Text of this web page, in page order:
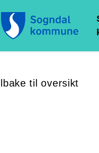
til oversikt